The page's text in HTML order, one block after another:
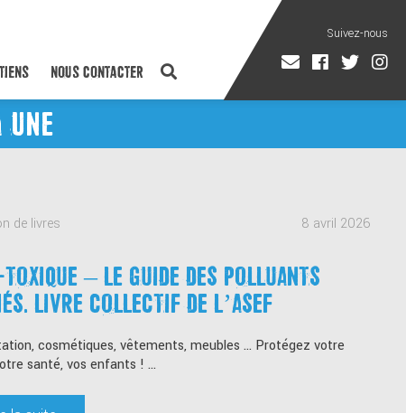
NOUS CONTACTER
UNE
BRÈVES DE L’ASEF – 19 JUIN 2026
...
Lire la suite